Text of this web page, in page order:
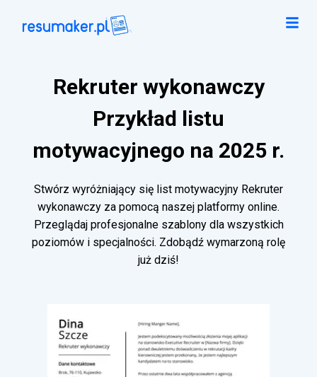
Rekruter wykonawczy
Przykład listu
motywacyjnego na 2025 r.
Stwórz wyróżniający się list motywacyjny Rekruter
wykonawczy za pomocą naszej platformy online.
Przeglądaj profesjonalne szablony dla wszystkich
poziomów i specjalności. Zdobądź wymarzoną rolę
już dziś!